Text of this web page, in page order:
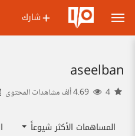
شارك
aseelban
المساهمات الأكثر شيوعاً